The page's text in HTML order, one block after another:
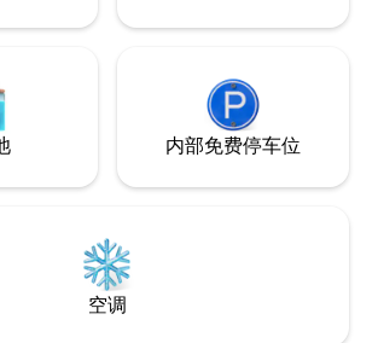
内部免费停车位
空调